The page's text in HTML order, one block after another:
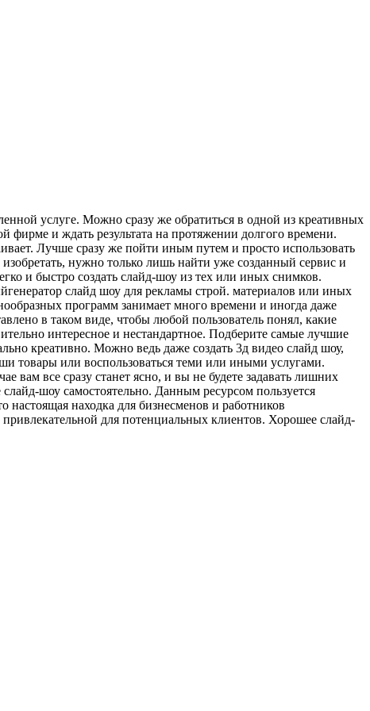
услуге. Можно сразу же обратиться в одной из креативных
фирме и ждать результата на протяжении долгого времени.
Лучше сразу же пойти иным путем и просто использовать
нужно только лишь найти уже созданный сервис и
и быстро создать слайд-шоу из тех или иных снимков.
слайд шоу для рекламы строй. материалов или иных
программ занимает много времени и иногда даже
в таком виде, чтобы любой пользователь понял, какие
интересное и нестандартное. Подберите самые лучшие
креативно. Можно ведь даже создать 3д видео слайд шоу,
товары или воспользоваться теми или иными услугами.
вам все сразу станет ясно, и вы не будете задавать лишних
шоу самостоятельно. Данным ресурсом пользуется
настоящая находка для бизнесменов и работников
для потенциальных клиентов. Хорошее слайд-